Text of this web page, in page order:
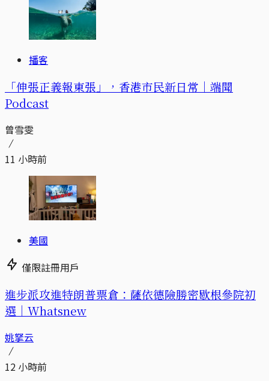
播客
「伸張正義報東張」，香港市民新日常｜端聞
Podcast
曾雪雯
11 小時前
美國
僅限註冊用戶
進步派攻進特朗普票倉：薩依德險勝密歇根參院初
選｜Whatsnew
姚拏云
12 小時前